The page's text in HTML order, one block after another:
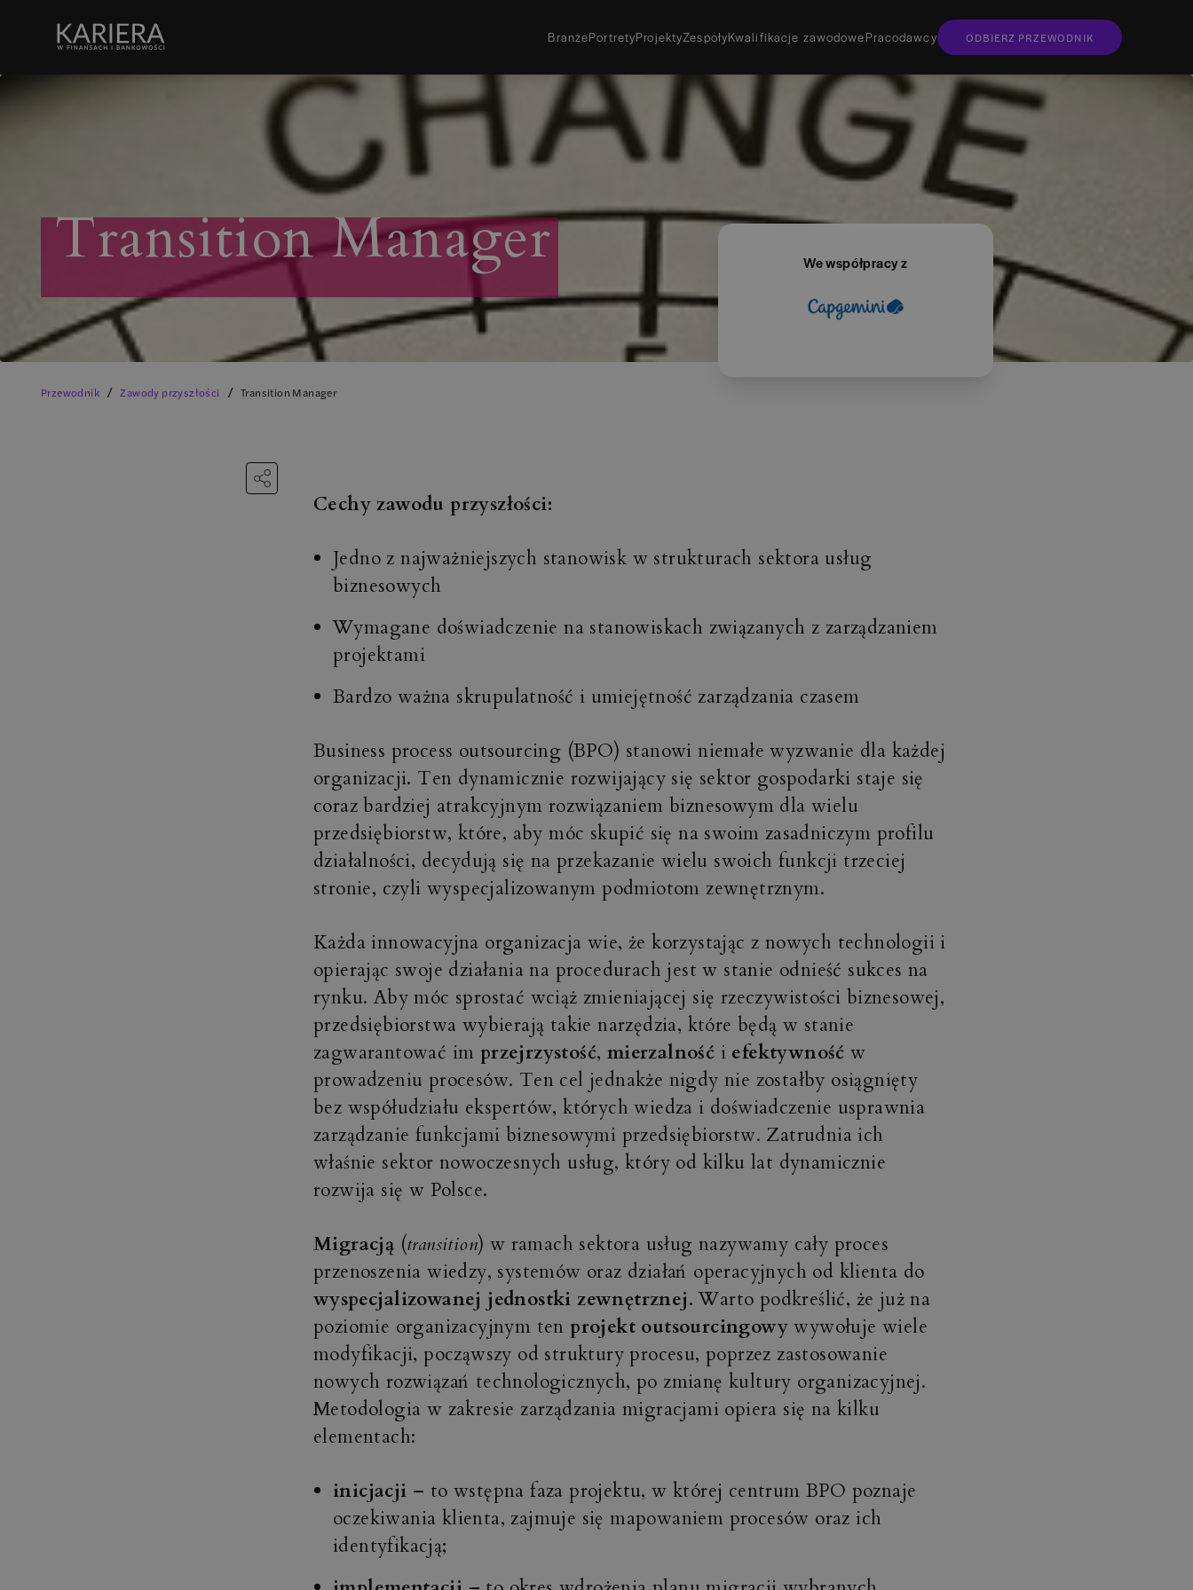
BranżePortretyProjektyZespołyKwalifikacje zawodowePracodawcy ODBIERZ PRZEWODNIK
Pobierz bezpłatnie przewodnik w wersji elektronicznej
Lubisz papierowe wydania?
Zamów darmowy egzemplarz do domu
Sprawdź, gdzie go znajdziesz
Transition Manager We współpracy z
Przewodnik / Zawody przyszłości / Transition Manager
Cechy zawodu przyszłości:
Jedno z najważniejszych stanowisk w strukturach sektora usług
biznesowych
Wymagane doświadczenie na stanowiskach związanych z zarządzaniem
projektami
Bardzo ważna skrupulatność i umiejętność zarządzania czasem
Business process outsourcing (BPO) stanowi niemałe wyzwanie dla każdej
organizacji. Ten dynamicznie rozwijający się sektor gospodarki staje się
coraz bardziej atrakcyjnym rozwiązaniem biznesowym dla wielu
przedsiębiorstw, które, aby móc skupić się na swoim zasadniczym profilu
działalności, decydują się na przekazanie wielu swoich funkcji trzeciej
stronie, czyli wyspecjalizowanym podmiotom zewnętrznym.
Każda innowacyjna organizacja wie, że korzystając z nowych technologii i
opierając swoje działania na procedurach jest w stanie odnieść sukces na
rynku. Aby móc sprostać wciąż zmieniającej się rzeczywistości biznesowej,
przedsiębiorstwa wybierają takie narzędzia, które będą w stanie
zagwarantować im przejrzystość, mierzalność i efektywność w
prowadzeniu procesów. Ten cel jednakże nigdy nie zostałby osiągnięty
bez współudziału ekspertów, których wiedza i doświadczenie usprawnia
zarządzanie funkcjami biznesowymi przedsiębiorstw. Zatrudnia ich
właśnie sektor nowoczesnych usług, który od kilku lat dynamicznie
rozwija się w Polsce.
Migracją (transition) w ramach sektora usług nazywamy cały proces
przenoszenia wiedzy, systemów oraz działań operacyjnych od klienta do
wyspecjalizowanej jednostki zewnętrznej. Warto podkreślić, że już na
poziomie organizacyjnym tenprojekt outsourcingowy wywołuje wiele
modyfikacji, począwszy od struktury procesu, poprzez zastosowanie
nowych rozwiązań technologicznych, po zmianę kultury organizacyjnej.
Metodologia w zakresie zarządzania migracjami opiera się na kilku
elementach:
inicjacji – to wstępna faza projektu, w której centrum BPO poznaje
oczekiwania klienta, zajmuje się mapowaniem procesów oraz ich
identyfikacją;